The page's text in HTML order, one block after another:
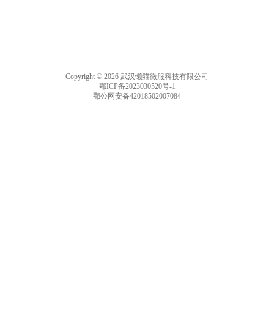
Copyright © 2026 武汉懒猫微服科技有限公司
鄂ICP备2023030520号-1
鄂公网安备42018502007084